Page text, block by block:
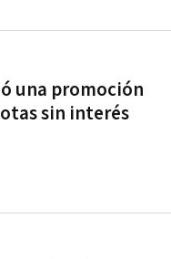
una promoción
sin interés